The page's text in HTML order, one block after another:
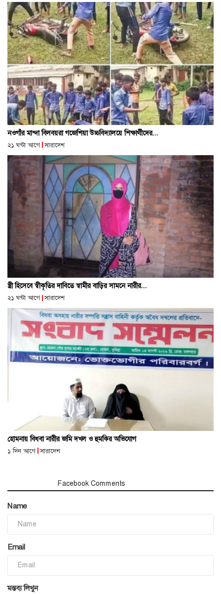
নওগাঁর মান্দা বিলবয়রা গজেশিয়া উচ্চবিদ্যালয়ে শিক্ষার্থীদের...
২১ ঘন্টা আগে সারাদেশ
স্ত্রী হিসেবে স্বীকৃতির দাবিতে স্বামীর বাড়ির সামনে নারীর...
২১ ঘন্টা আগে সারাদেশ
হোমনায় বিধবা নারীর জমি দখল ও হুমকির অভিযোগ
১ দিন আগে সারাদেশ
Facebook Comments
Name
Email
মন্তব্য লিখুন